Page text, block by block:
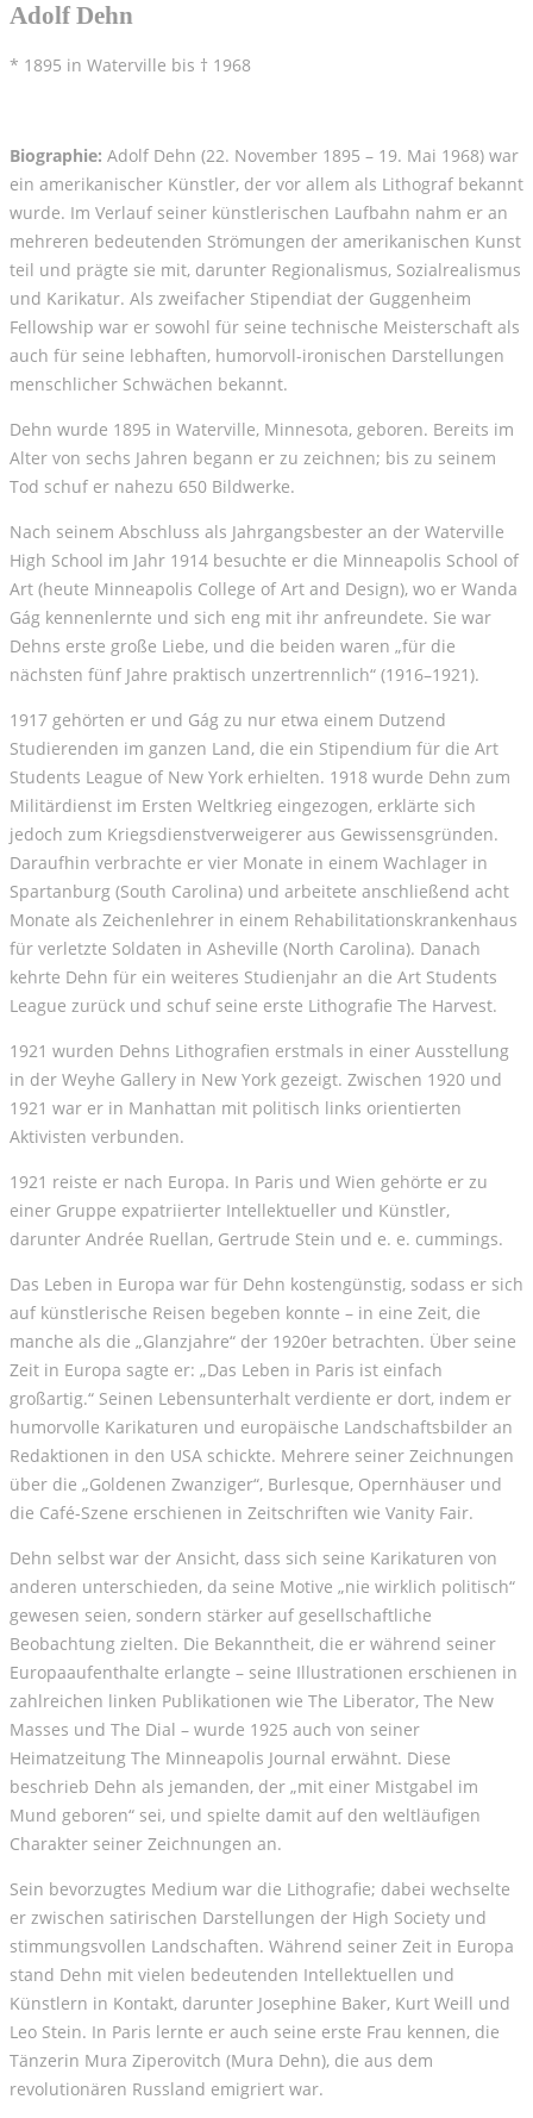
Adolf Dehn
* 1895 in Waterville bis † 1968
Biographie: Adolf Dehn (22. November 1895 – 19. Mai 1968) war
ein amerikanischer Künstler, der vor allem als Lithograf bekannt
wurde. Im Verlauf seiner künstlerischen Laufbahn nahm er an
mehreren bedeutenden Strömungen der amerikanischen Kunst
teil und prägte sie mit, darunter Regionalismus, Sozialrealismus
und Karikatur. Als zweifacher Stipendiat der Guggenheim
Fellowship war er sowohl für seine technische Meisterschaft als
auch für seine lebhaften, humorvoll-ironischen Darstellungen
menschlicher Schwächen bekannt.
Dehn wurde 1895 in Waterville, Minnesota, geboren. Bereits im
Alter von sechs Jahren begann er zu zeichnen; bis zu seinem
Tod schuf er nahezu 650 Bildwerke.
Nach seinem Abschluss als Jahrgangsbester an der Waterville
High School im Jahr 1914 besuchte er die Minneapolis School of
Art (heute Minneapolis College of Art and Design), wo er Wanda
Gág kennenlernte und sich eng mit ihr anfreundete. Sie war
Dehns erste große Liebe, und die beiden waren „für die
nächsten fünf Jahre praktisch unzertrennlich“ (1916–1921).
1917 gehörten er und Gág zu nur etwa einem Dutzend
Studierenden im ganzen Land, die ein Stipendium für die Art
Students League of New York erhielten. 1918 wurde Dehn zum
Militärdienst im Ersten Weltkrieg eingezogen, erklärte sich
jedoch zum Kriegsdienstverweigerer aus Gewissensgründen.
Daraufhin verbrachte er vier Monate in einem Wachlager in
Spartanburg (South Carolina) und arbeitete anschließend acht
Monate als Zeichenlehrer in einem Rehabilitationskrankenhaus
für verletzte Soldaten in Asheville (North Carolina). Danach
kehrte Dehn für ein weiteres Studienjahr an die Art Students
League zurück und schuf seine erste Lithografie The Harvest.
1921 wurden Dehns Lithografien erstmals in einer Ausstellung
in der Weyhe Gallery in New York gezeigt. Zwischen 1920 und
1921 war er in Manhattan mit politisch links orientierten
Aktivisten verbunden.
1921 reiste er nach Europa. In Paris und Wien gehörte er zu
einer Gruppe expatriierter Intellektueller und Künstler,
darunter Andrée Ruellan, Gertrude Stein und e. e. cummings.
Das Leben in Europa war für Dehn kostengünstig, sodass er sich
auf künstlerische Reisen begeben konnte – in eine Zeit, die
manche als die „Glanzjahre“ der 1920er betrachten. Über seine
Zeit in Europa sagte er: „Das Leben in Paris ist einfach
großartig.“ Seinen Lebensunterhalt verdiente er dort, indem er
humorvolle Karikaturen und europäische Landschaftsbilder an
Redaktionen in den USA schickte. Mehrere seiner Zeichnungen
über die „Goldenen Zwanziger“, Burlesque, Opernhäuser und
die Café-Szene erschienen in Zeitschriften wie Vanity Fair.
Dehn selbst war der Ansicht, dass sich seine Karikaturen von
anderen unterschieden, da seine Motive „nie wirklich politisch“
gewesen seien, sondern stärker auf gesellschaftliche
Beobachtung zielten. Die Bekanntheit, die er während seiner
Europaaufenthalte erlangte – seine Illustrationen erschienen in
zahlreichen linken Publikationen wie The Liberator, The New
Masses und The Dial – wurde 1925 auch von seiner
Heimatzeitung The Minneapolis Journal erwähnt. Diese
beschrieb Dehn als jemanden, der „mit einer Mistgabel im
Mund geboren“ sei, und spielte damit auf den weltläufigen
Charakter seiner Zeichnungen an.
Sein bevorzugtes Medium war die Lithografie; dabei wechselte
er zwischen satirischen Darstellungen der High Society und
stimmungsvollen Landschaften. Während seiner Zeit in Europa
stand Dehn mit vielen bedeutenden Intellektuellen und
Künstlern in Kontakt, darunter Josephine Baker, Kurt Weill und
Leo Stein. In Paris lernte er auch seine erste Frau kennen, die
Tänzerin Mura Ziperovitch (Mura Dehn), die aus dem
revolutionären Russland emigriert war.